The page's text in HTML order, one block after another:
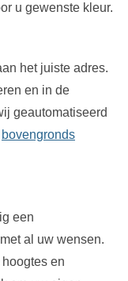
u gewenste kleur.
het juiste adres.
en in de
geautomatiseerd
bovengronds
een
al uw wensen.
en